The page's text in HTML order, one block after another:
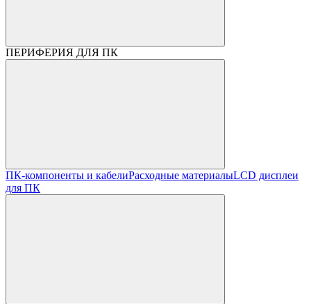
ПЕРИФЕРИЯ ДЛЯ ПК
ПК-компоненты и кабелиРасходные материалыLCD дисплеи
для ПК